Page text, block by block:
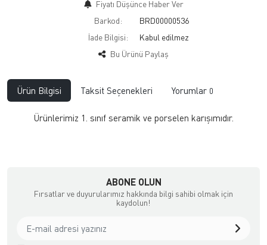
Fiyatı Düşünce Haber Ver
Barkod:
BRD00000536
İade Bilgisi:
Bu Ürünü Paylaş
Ürün Bilgisi Taksit Seçenekleri Yorumlar 0
Ürünlerimiz 1. sınıf seramik ve porselen karışımıdır.
ABONE OLUN
Fırsatlar ve duyurularımız hakkında bilgi sahibi olmak için
kaydolun!